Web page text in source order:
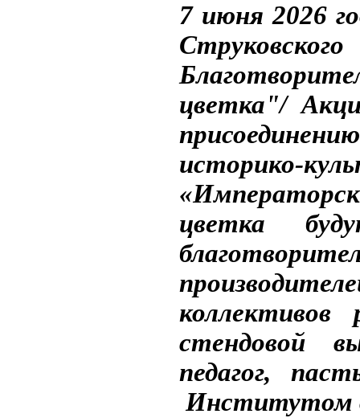
7 июня 2026
цветка"/
историко-
цветка
коллективов
стендовой
педагог,
Институтом